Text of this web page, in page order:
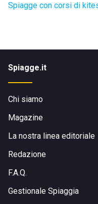
Spiagge con corsi di
Spiagge.it
Chi siamo
Magazine
La nostra linea editoriale
Redazione
F.A.Q.
Gestionale Spiaggia